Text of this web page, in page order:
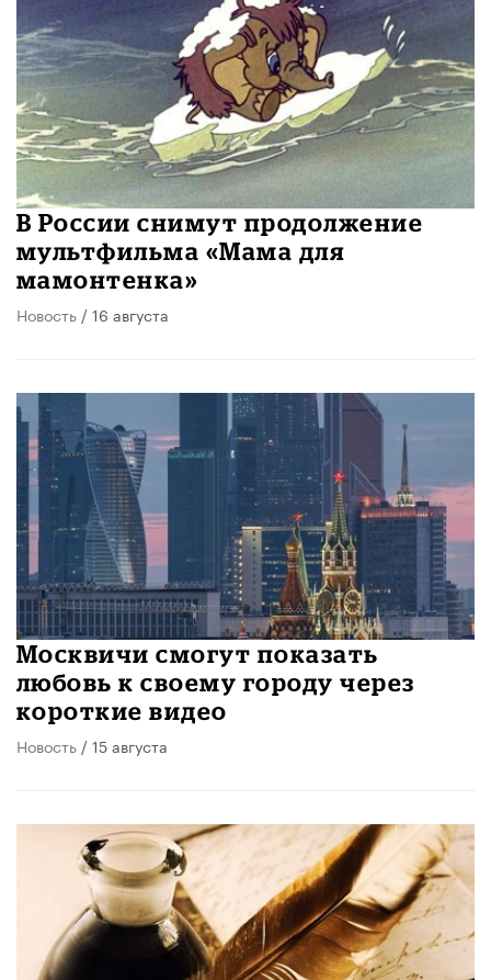
В России снимут продолжение
мультфильма «Мама для
мамонтенка»
Новость / 16 августа
Москвичи смогут показать
любовь к своему городу через
короткие видео
Новость / 15 августа